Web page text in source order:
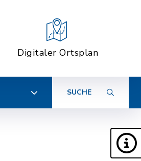
Digitaler Ortsplan
SUCHE